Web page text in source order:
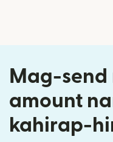
Mag-
amount
kahirap-